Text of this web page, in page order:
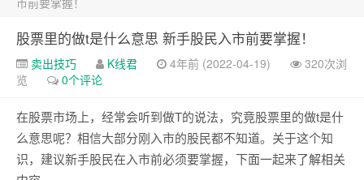
股票里的做t是什么意思 新手股民入市前要掌握！
卖出技巧 K线君 4年前 (2022-04-19)
320次浏
览
0个评论
在股票市场上，经常会听到做T的说法，究竟股票里的做t是什
么意思呢？相信大部分刚入市的股民都不知道。关于这个知
识，建议新手股民在入市前必须要掌握，下面一起来了解相关